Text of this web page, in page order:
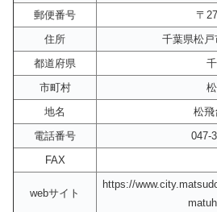
郵便番号
〒
住所
千葉県松
都道府県
市町村
地名
松飛
電話番号
047-
FAX
webサイト
https://